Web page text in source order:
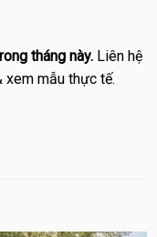
tháng này. Liên hệ
mẫu thực tế.